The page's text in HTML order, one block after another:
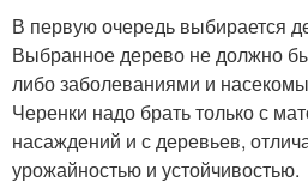
В первую очередь выбирается
Выбранное дерево не должно
либо заболеваниями и
Черенки надо брать только с
насаждений и с деревьев,
урожайностью и устойчивостью.